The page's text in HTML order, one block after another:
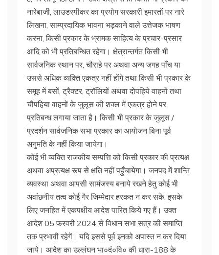
नारेबाजी, लाउडस्पीकर का प्रयोग सरकारी इमारतों पर नारे
लिखना, साम्प्रदायिक भावना भड़‌काने वाले उत्तेजक भाषण
करना, किसी प्रकार के भ्रामक साहित्य के प्रचार-प्रसार
आदि को भी प्रतिबन्धित रहेगा। क्षेत्रान्तर्गत किसी भी
सार्वजनिक स्थान पर, चौराहे पर अथवा अन्य जगह पाँच या
उससे अधिक व्यक्ति एकत्र नहीं होंगे तथा किसी भी प्रकार के
समूह में बसों, ट्रैक्टर, ट्रॉलियों अथवा दोपहिये वाहनों तथा
चौपहिया वाहनों के जुलूस की शक्ल में एकत्र होने पर
प्रतिबन्ध लगाया जाता है। किसी भी प्रकार के जुलूस /
प्रदर्शन सार्वजनिक सभा प्रकार का आयोजन बिना पूर्व
अनुमति के नहीं किया जायेगा।
कोई भी व्यक्ति राजकीय सम्पत्ति को किसी प्रकार की प्रत्यक्ष
अथवा अप्रत्यक्ष रूप से क्षति नहीं पहुँचायेगा। जनपद में शान्ति
व्यवस्था अथवा आपसी सामंजस्य बनाये रखने हेतु कोई भी
अवांछनीय तत्व कोई गैर जिम्मेदार हरकत न कर सके, इसके
लिए जनहित में एकपक्षीय आदेश पारित किये गए हैं। उक्त
आदेश 05 फरवरी 2024 से विधान सभा सत्र की समाप्ति
तक प्रभावी रहेगें। यदि इससे पूर्व इनको अपास्त न कर दिया
जाये। आदेश का उल्लंघन भा०दं०वि० की धारा-188 के